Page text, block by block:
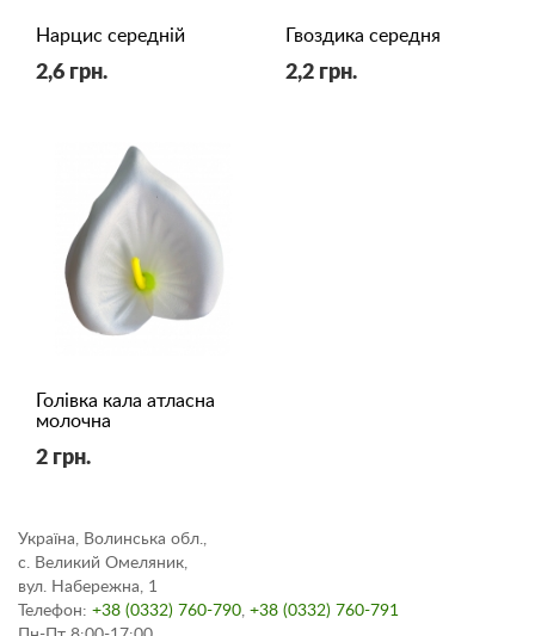
Нарцис середній
2,6 грн.
Гвоздика середня
2,2 грн.
Голівка кала атласна
молочна
2 грн.
Україна, Волинська обл.,
с. Великий Омеляник,
вул. Набережна, 1
Телефон: +38 (0332) 760-790, +38 (0332) 760-791